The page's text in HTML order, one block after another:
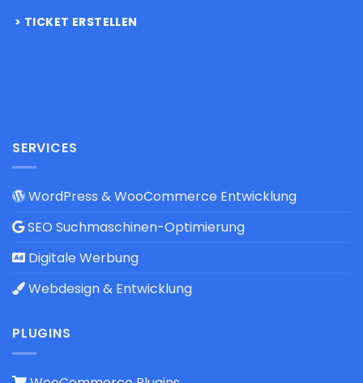
TICKET ERSTELLEN
SERVICES
WordPress & WooCommerce Entwicklung
SEO Suchmaschinen-Optimierung
Digitale Werbung
Webdesign & Entwicklung
PLUGINS